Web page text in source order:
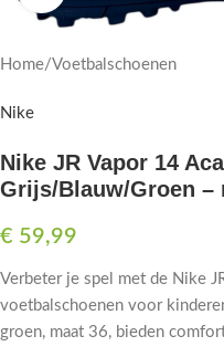
Home/Voetbalschoenen
Nike
Nike JR Vapor 14
Grijs/Blauw/Groen –
€ 59,99
Verbeter je spel met de Nike
voetbalschoenen voor
groen, maat 36, bieden